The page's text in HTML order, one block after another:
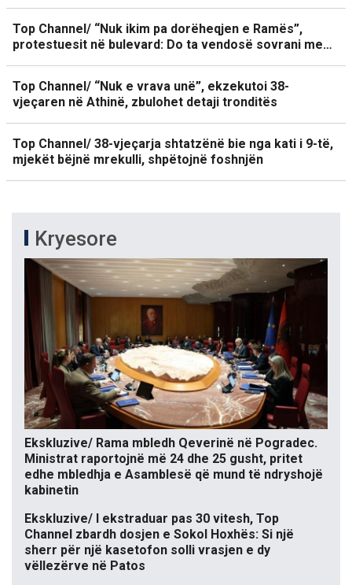
Top Channel/ “Nuk ikim pa dorëheqjen e Ramës”,
protestuesit në bulevard: Do ta vendosë sovrani me…
Top Channel/ “Nuk e vrava unë”, ekzekutoi 38-
vjeçaren në Athinë, zbulohet detaji tronditës
Top Channel/ 38-vjeçarja shtatzënë bie nga kati i 9-të,
mjekët bëjnë mrekulli, shpëtojnë foshnjën
Kryesore
Ekskluzive/ Rama mbledh Qeverinë në Pogradec.
Ministrat raportojnë më 24 dhe 25 gusht, pritet
edhe mbledhja e Asamblesë që mund të ndryshojë
kabinetin
Ekskluzive/ I ekstraduar pas 30 vitesh, Top
Channel zbardh dosjen e Sokol Hoxhës: Si një
sherr për një kasetofon solli vrasjen e dy
vëllezërve në Patos